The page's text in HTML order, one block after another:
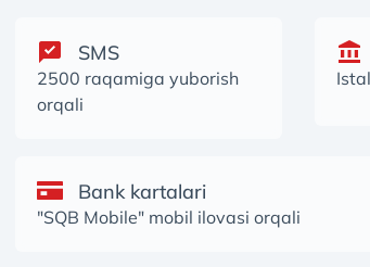
SMS
2500 raqamiga yuborish
orqali
Bank kartalari
"SQB Mobile" mobil ilovasi orqali